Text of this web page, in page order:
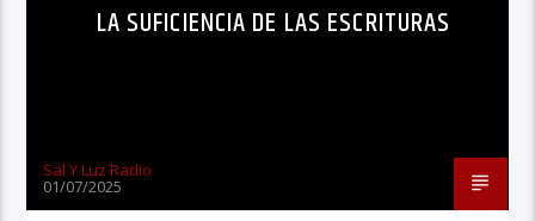
LA SUFICIENCIA DE LAS ESCRITURAS
Sal Y Luz Radio
01/07/2025